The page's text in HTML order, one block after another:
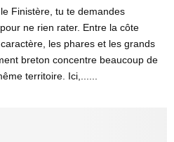
Finistère, tu te demandes
ne rien rater. Entre la côte
les phares et les grands
breton concentre beaucoup de
territoire. Ici,......